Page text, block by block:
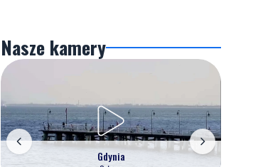
Nasze kamery
Gdynia